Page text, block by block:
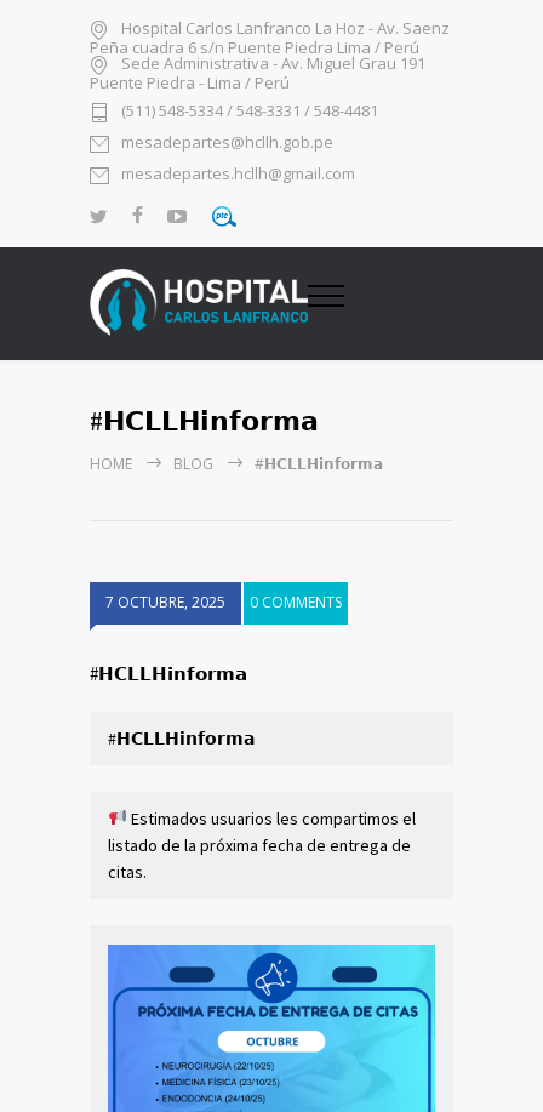
Hospital Carlos Lanfranco La Hoz - Av. Saenz
Peña cuadra 6 s/n Puente Piedra Lima / Perú
Sede Administrativa - Av. Miguel Grau 191
Puente Piedra - Lima / Perú
(511) 548-5334 / 548-3331 / 548-4481
mesadepartes@hcllh.gob.pe
mesadepartes.hcllh@gmail.com
#𝗛𝗖𝗟𝗟𝗛𝗶𝗻𝗳𝗼𝗿𝗺𝗮
HOME BLOG #𝗛𝗖𝗟𝗟𝗛𝗶𝗻𝗳𝗼𝗿𝗺𝗮
7 OCTUBRE, 2025 0 COMMENTS
#𝗛𝗖𝗟𝗟𝗛𝗶𝗻𝗳𝗼𝗿𝗺𝗮
#𝗛𝗖𝗟𝗟𝗛𝗶𝗻𝗳𝗼𝗿𝗺𝗮
Estimados usuarios les compartimos el
listado de la próxima fecha de entrega de
citas.